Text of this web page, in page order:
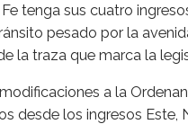
tenga sus cuatro
pesado por la
la traza que marca la
a la
desde los ingresos Este,